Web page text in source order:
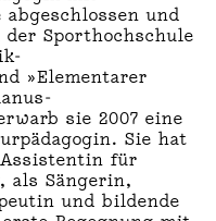
und
Sporthochschule
»Elementarer
sie 2007 eine
Sie hat
Assistentin für
als Sängerin,
und bildende